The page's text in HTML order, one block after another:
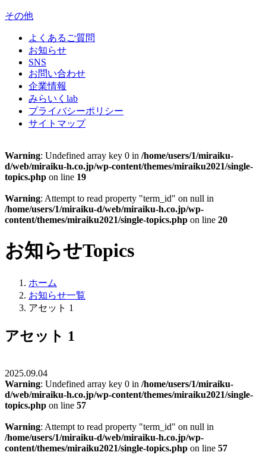
その他
よくあるご質問
お知らせ
SNS
お問い合わせ
企業情報
みらいくlab
プライバシーポリシー
サイトマップ
Warning: Undefined array key 0 in /home/users/1/miraiku-
d/web/miraiku-h.co.jp/wp-content/themes/miraiku2021/single-
topics.php on line 19
Warning: Attempt to read property "term_id" on null in
/home/users/1/miraiku-d/web/miraiku-h.co.jp/wp-
content/themes/miraiku2021/single-topics.php on line 20
お知らせTopics
ホーム
お知らせ一覧
アセット 1
アセット 1
2025.09.04
Warning: Undefined array key 0 in /home/users/1/miraiku-
d/web/miraiku-h.co.jp/wp-content/themes/miraiku2021/single-
topics.php on line 57
Warning: Attempt to read property "term_id" on null in
/home/users/1/miraiku-d/web/miraiku-h.co.jp/wp-
content/themes/miraiku2021/single-topics.php on line 57